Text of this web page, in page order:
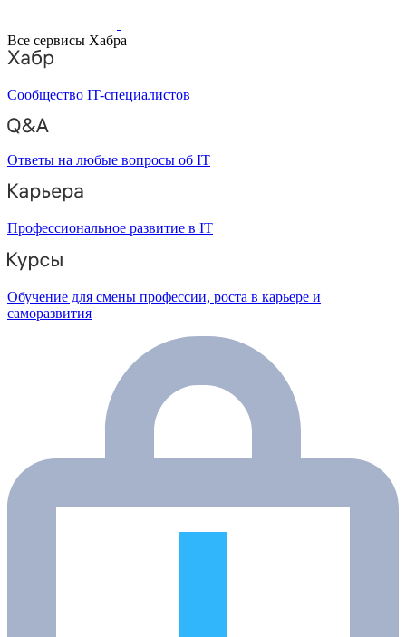
Все сервисы Хабра
Сообщество IT-специалистов
Ответы на любые вопросы об IT
Профессиональное развитие в IT
Обучение для смены профессии, роста в карьере и
саморазвития